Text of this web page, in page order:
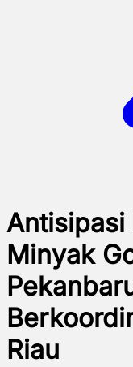
Antisipasi
Minyak
Riau